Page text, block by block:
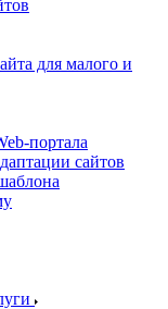
для малого и
портала
сайтов